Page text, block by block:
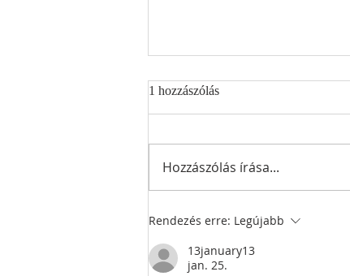
Önkormányzati pályázati
kiírások - 2026
1 hozzászólás
Hozzászólás írása...
Rendezés erre: Legújabb
13january13
jan. 25.